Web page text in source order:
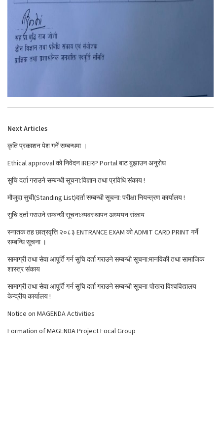
Next Articles
कृति प्रकाशन पेश गर्ने सम्बन्धमा ।
Ethical approval को निवेदन IRERP Portal बाट बुझाउन अनुरोध
सुचि दर्ता गराउने सम्बन्धी सूचना:विज्ञान तथा प्रविधि संकाय !
मौजुदा सुची(Standing List)दर्ता सम्बन्धी सूचना: परीक्षा नियन्त्रण कार्यालय !
सुचि दर्ता गराउने सम्बन्धी सूचना:व्यवस्थापन अध्ययन संकाय
स्नातक तह छात्रवृत्ति २०८३ ENTRANCE EXAM को ADMIT CARD PRINT गर्ने
सम्बन्धि सूचना ।
सामाग्री तथा सेवा आपूर्ति गर्न सुचि दर्ता गराउने सम्बन्धी सूचना:मानविकी तथा सामाजिक
शास्त्र संकाय
सामाग्री तथा सेवा आपूर्ति गर्न सुचि दर्ता गराउने सम्बन्धी सूचना-पोखरा विश्वविद्यालय
केन्द्रीय कार्यालय !
Notice on MAGENDA Activities
Formation of MAGENDA Project Focal Group